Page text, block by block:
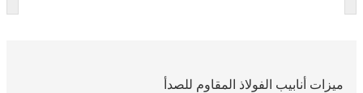
ميزات أنابيب الفولاذ المقاوم للصدأ